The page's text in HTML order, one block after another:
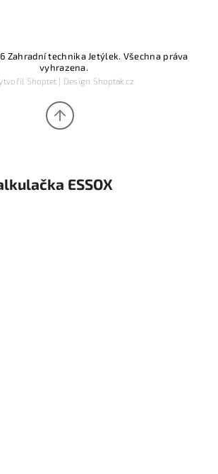
Zahradní technika Jetýlek. Všechna práva
vyhrazena.
Shoptet| Design Shoptak.cz
ESSOX